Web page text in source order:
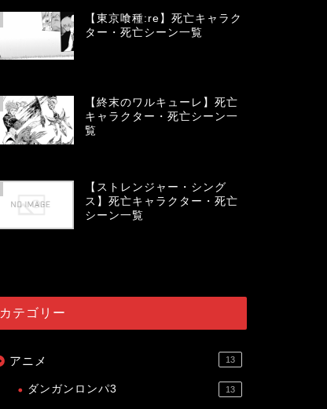
【東京喰種:re】死亡キャラク
ター・死亡シーン一覧
【終末のワルキューレ】死亡
キャラクター・死亡シーン一
覧
【ストレンジャー・シング
ス】死亡キャラクター・死亡
シーン一覧
カテゴリー
アニメ 13
ダンガンロンパ3 13